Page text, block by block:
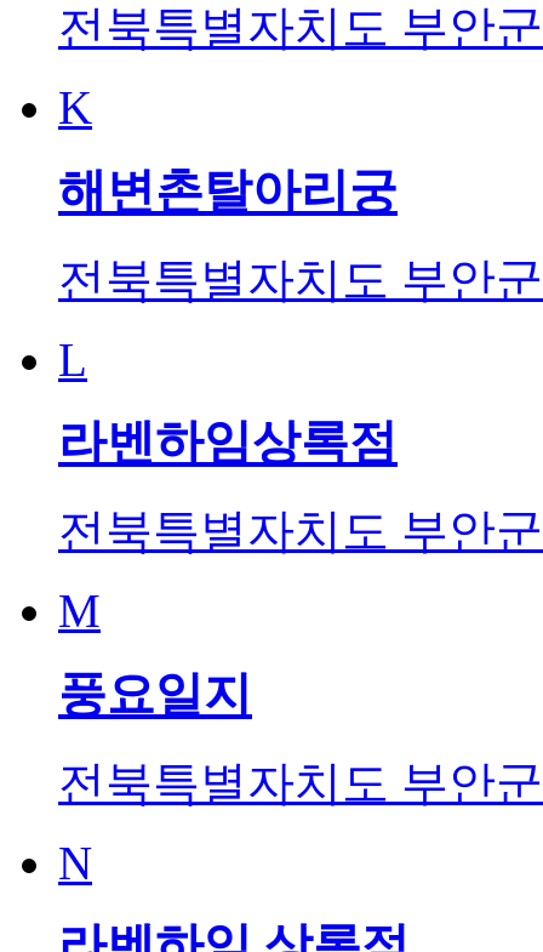
전북특별자치도 부안
K
해변촌탈아리궁
전북특별자치도 부안
L
라벤하임상록점
전북특별자치도 부안
M
풍요일지
전북특별자치도 부안
N